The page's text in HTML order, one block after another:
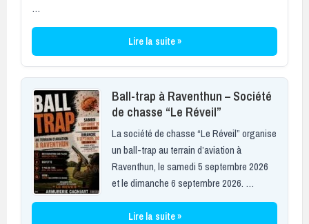
…
Lire la suite »
Ball-trap à Raventhun – Société
de chasse “Le Réveil”
La société de chasse “Le Réveil” organise
un ball-trap au terrain d’aviation à
Raventhun, le samedi 5 septembre 2026
et le dimanche 6 septembre 2026. …
Lire la suite »